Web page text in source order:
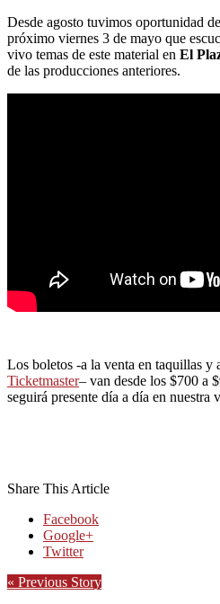
Desde agosto tuvimos oportunidad
próximo viernes 3 de mayo que
vivo temas de este material en El
de las producciones anteriores.
Los boletos -a la venta en taquillas y
Ticketmaster– van desde los $700 a
seguirá presente día a día en nuestra
Share This Article
Facebook
Google+
Twitter
« Previous Story